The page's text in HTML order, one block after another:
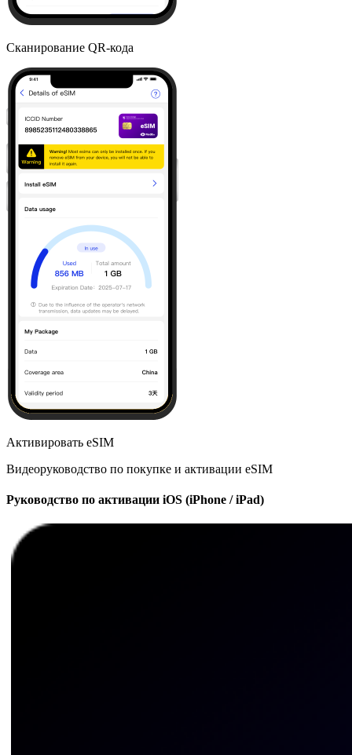
Сканирование QR-кода
Активировать eSIM
Видеоруководство по покупке и активации eSIM
Руководство по активации iOS (iPhone / iPad)